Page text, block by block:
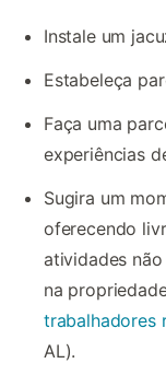
Instale um
Estabeleça
Faça uma
experiências
Sugira um
oferecendo
atividades
na
trabalhadores
AL).